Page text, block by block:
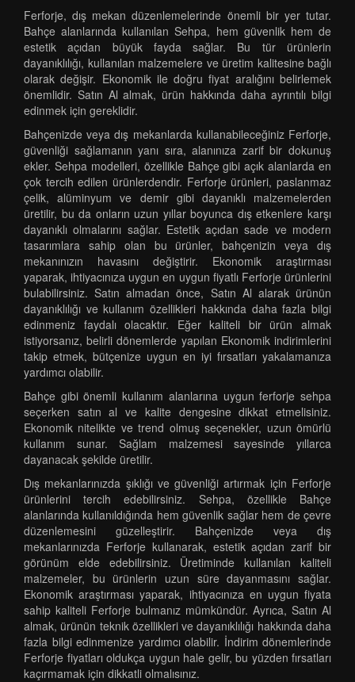
Ferforje, dış mekan düzenlemelerinde önemli bir yer tutar.
Bahçe alanlarında kullanılan Sehpa, hem güvenlik hem de
estetik açıdan büyük fayda sağlar. Bu tür ürünlerin
dayanıklılığı, kullanılan malzemelere ve üretim kalitesine bağlı
olarak değişir. Ekonomik ile doğru fiyat aralığını belirlemek
önemlidir. Satın Al almak, ürün hakkında daha ayrıntılı bilgi
edinmek için gereklidir.
Bahçenizde veya dış mekanlarda kullanabileceğiniz Ferforje,
güvenliği sağlamanın yanı sıra, alanınıza zarif bir dokunuş
ekler. Sehpa modelleri, özellikle Bahçe gibi açık alanlarda en
çok tercih edilen ürünlerdendir. Ferforje ürünleri, paslanmaz
çelik, alüminyum ve demir gibi dayanıklı malzemelerden
üretilir, bu da onların uzun yıllar boyunca dış etkenlere karşı
dayanıklı olmalarını sağlar. Estetik açıdan sade ve modern
tasarımlara sahip olan bu ürünler, bahçenizin veya dış
mekanınızın havasını değiştirir. Ekonomik araştırması
yaparak, ihtiyacınıza uygun en uygun fiyatlı Ferforje ürünlerini
bulabilirsiniz. Satın almadan önce, Satın Al alarak ürünün
dayanıklılığı ve kullanım özellikleri hakkında daha fazla bilgi
edinmeniz faydalı olacaktır. Eğer kaliteli bir ürün almak
istiyorsanız, belirli dönemlerde yapılan Ekonomik indirimlerini
takip etmek, bütçenize uygun en iyi fırsatları yakalamanıza
yardımcı olabilir.
Bahçe gibi önemli kullanım alanlarına uygun ferforje sehpa
seçerken satın al ve kalite dengesine dikkat etmelisiniz.
Ekonomik nitelikte ve trend olmuş seçenekler, uzun ömürlü
kullanım sunar. Sağlam malzemesi sayesinde yıllarca
dayanacak şekilde üretilir.
Dış mekanlarınızda şıklığı ve güvenliği artırmak için Ferforje
ürünlerini tercih edebilirsiniz. Sehpa, özellikle Bahçe
alanlarında kullanıldığında hem güvenlik sağlar hem de çevre
düzenlemesini güzelleştirir. Bahçenizde veya dış
mekanlarınızda Ferforje kullanarak, estetik açıdan zarif bir
görünüm elde edebilirsiniz. Üretiminde kullanılan kaliteli
malzemeler, bu ürünlerin uzun süre dayanmasını sağlar.
Ekonomik araştırması yaparak, ihtiyacınıza en uygun fiyata
sahip kaliteli Ferforje bulmanız mümkündür. Ayrıca, Satın Al
almak, ürünün teknik özellikleri ve dayanıklılığı hakkında daha
fazla bilgi edinmenize yardımcı olabilir. İndirim dönemlerinde
Ferforje fiyatları oldukça uygun hale gelir, bu yüzden fırsatları
kaçırmamak için dikkatli olmalısınız.